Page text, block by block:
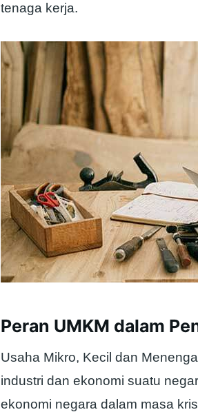
tenaga kerja.
Peran UMKM dalam
Usaha Mikro, Kecil dan
industri dan ekonomi suatu
ekonomi negara dalam masa